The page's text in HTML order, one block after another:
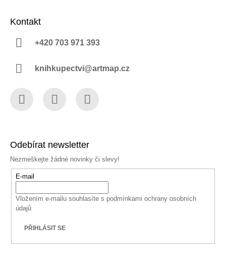
Kontakt
+420 703 971 393
knihkupectvi@artmap.cz
Odebírat newsletter
Nezmeškejte žádné novinky či slevy!
E-mail
Vložením e-mailu souhlasíte s podmínkami ochrany osobních
údajů
PŘIHLÁSIT SE